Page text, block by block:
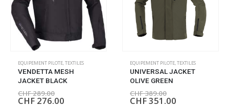
EQUIPEMENT PILOTE,TEXTILES
VENDETTA MESH
JACKET BLACK
CHF289.00
CHF 276.00
EQUIPEMENT PILOTE,TEXTILES
UNIVERSAL JACKET
OLIVE GREEN
CHF389.00
CHF351.00